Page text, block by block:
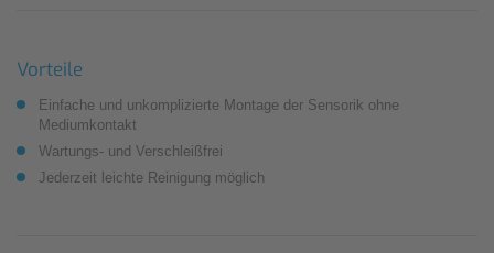
Vorteile
Einfache und unkomplizierte Montage der Sensorik ohne
Mediumkontakt
Wartungs- und Verschleißfrei
Jederzeit leichte Reinigung möglich